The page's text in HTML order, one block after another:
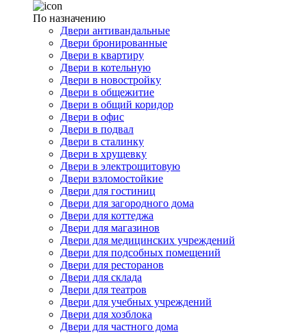
По назначению
Двери антивандальные
Двери бронированные
Двери в квартиру
Двери в котельную
Двери в новостройку
Двери в общежитие
Двери в общий коридор
Двери в офис
Двери в подвал
Двери в сталинку
Двери в хрущевку
Двери в электрощитовую
Двери взломостойкие
Двери для гостиниц
Двери для загородного дома
Двери для коттеджа
Двери для магазинов
Двери для медицинских учреждений
Двери для подсобных помещений
Двери для ресторанов
Двери для склада
Двери для театров
Двери для учебных учреждений
Двери для хозблока
Двери для частного дома